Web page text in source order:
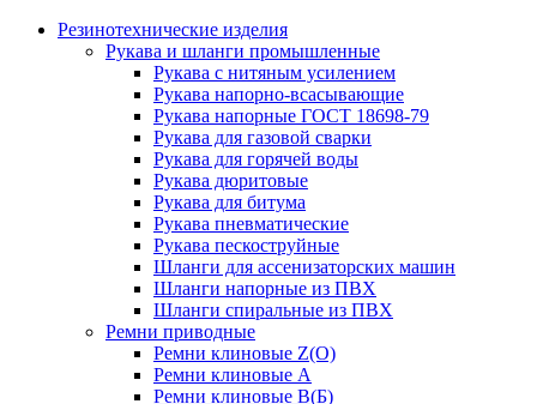
Резинотехнические изделия
Рукава и шланги промышленные
Рукава с нитяным усилением
Рукава напорно-всасывающие
Рукава напорные ГОСТ 18698-79
Рукава для газовой сварки
Рукава для горячей воды
Рукава дюритовые
Рукава для битума
Рукава пневматические
Рукава пескоструйные
Шланги для ассенизаторских машин
Шланги напорные из ПВХ
Шланги спиральные из ПВХ
Ремни приводные
Ремни клиновые Z(О)
Ремни клиновые А
Ремни клиновые В(Б)